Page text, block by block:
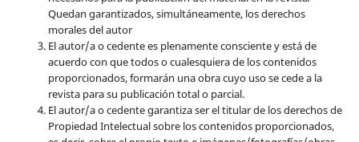
Quedan garantizados, simultáneamente, los derechos
morales del autor
El autor/a o cedente es plenamente consciente y está de
acuerdo con que todos o cualesquiera de los contenidos
proporcionados, formarán una obra cuyo uso se cede a la
revista para su publicación total o parcial.
El autor/a o cedente garantiza ser el titular de los derechos de
Propiedad Intelectual sobre los contenidos proporcionados,